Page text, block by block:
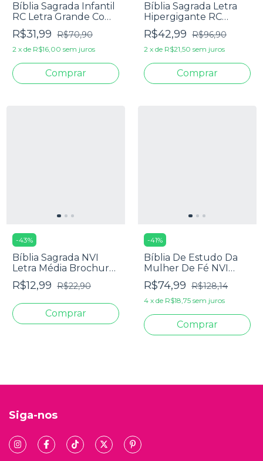
Bíblia Sagrada Infantil
RC Letra Grande Com
Harpa Avivada E
Corinhos Capa Dura
Pequena Estrelas
R$31,99 R$70,90
2 x de R$16,00 sem juros
Bíblia Sagrada Letra
Hipergigante RC
Harpa E Corinhos Capa
Zíper Pink
R$42,99 R$96,90
2 x de R$21,50 sem juros
-43%
Bíblia Sagrada NVI
Letra Média Brochura
Rosas
R$12,99 R$22,90
-41%
Bíblia De Estudo Da
Mulher De Fé NVI
Marmorizada
R$74,99 R$128,14
4 x de R$18,75 sem juros
Siga-nos